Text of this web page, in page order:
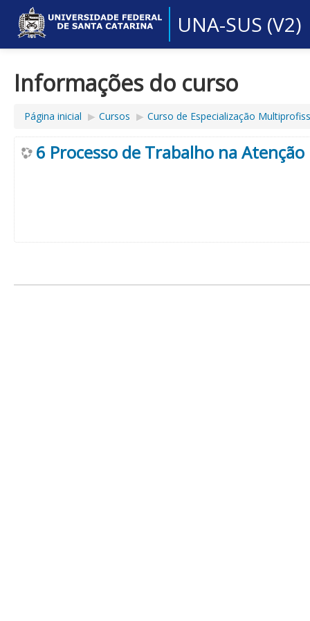
UNA-SUS (V2)
Informações do curso
Página inicial ▶︎ Cursos ▶︎ Curso de Especialização
6 Processo de Trabalho na Atenção